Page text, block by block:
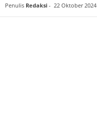
Penulis Redaksi - 22 Oktober 2024